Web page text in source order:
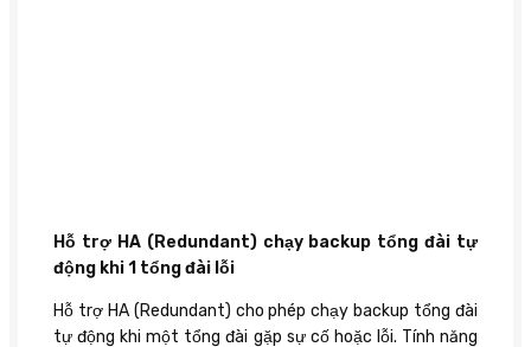
Hỗ trợ HA (Redundant) chạy backup tổng đài tự
động khi 1 tổng đài lỗi
Hỗ trợ HA (Redundant) cho phép chạy backup tổng đài
tự động khi một tổng đài gặp sự cố hoặc lỗi. Tính năng